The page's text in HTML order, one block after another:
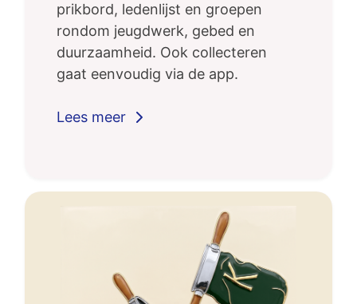
prikbord, ledenlijst en groepen
rondom jeugdwerk, gebed en
duurzaamheid. Ook collecteren
gaat eenvoudig via de app.